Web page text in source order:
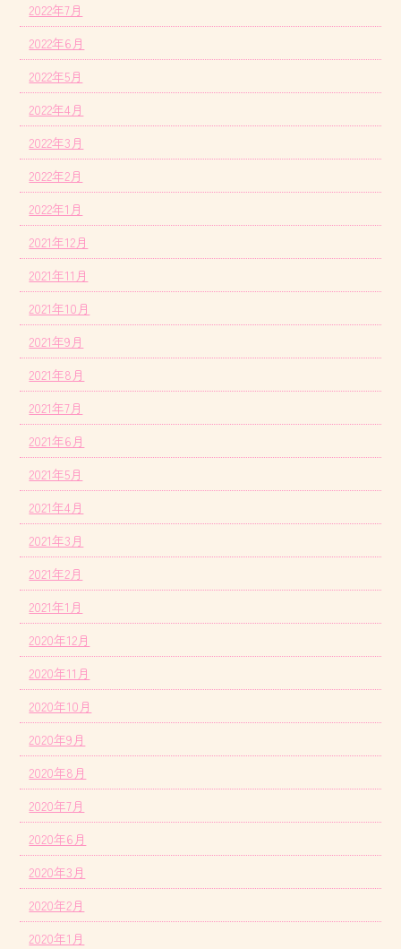
2022年7月
2022年6月
2022年5月
2022年4月
2022年3月
2022年2月
2022年1月
2021年12月
2021年11月
2021年10月
2021年9月
2021年8月
2021年7月
2021年6月
2021年5月
2021年4月
2021年3月
2021年2月
2021年1月
2020年12月
2020年11月
2020年10月
2020年9月
2020年8月
2020年7月
2020年6月
2020年3月
2020年2月
2020年1月